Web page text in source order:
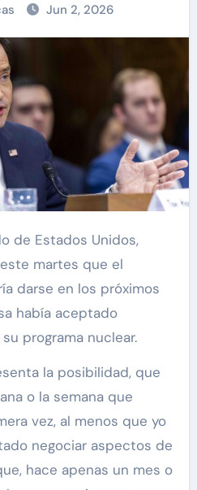
Jun 2, 2026
martes que el
darse en los próximos
había aceptado
programa nuclear.
la posibilidad, que
o la semana que
vez, al menos que yo
negociar aspectos de
hace apenas un mes o